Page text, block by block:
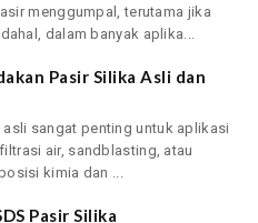
menggumpal, terutama jika
dalam banyak aplika...
Pasir Silika Asli dan
asli sangat penting untuk aplikasi
air, sandblasting, atau
kimia dan ...
Pasir Silika